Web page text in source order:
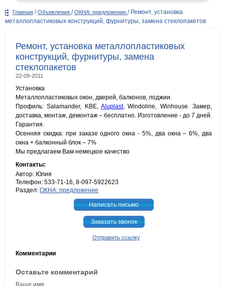
Главная / Объявления / ОКНА: предложение / Ремонт, установка
металлопластиковых конструкций, фурнитуры, замена стеклопакетов
Ремонт, установка металлопластиковых
конструкций, фурнитуры, замена
стеклопакетов
22-09-2011
Установка
Металлопластиковых окон, дверей, балконов, лоджии.
Профиль: Salamander, KBE, Aluplast, Windoline, Winhouse. Замер,
доставка, монтаж, демонтаж – бесплатно. Изготовление - до 7 дней.
Гарантия.
Осенняя скидка: при заказе одного окна - 5%, два окна – 6%, два
окна + балконный блок – 7%
Мы предлагаем Вам немецкое качество
Контакты:
Автор: Юлия
Телефон: 533-71-16, 8-097-5922623
Раздел: ОКНА: предложение
Написать письмо
Заказать звонок
Отправить ссылку
Комментарии
Оставьте комментарий